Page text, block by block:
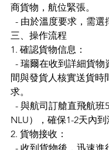
商貨物，航位緊張。
- 由於溫度要求，需選
三、操作流程
1. 確認貨物信息：
間與發貨人核實送貨時
求。
NLU），確保1-2天內到
2. 貨物接收：